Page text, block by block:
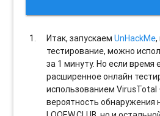
Итак, запускаемUnHackMe,
тестирование, можно
за 1 минуту. Но если
расширенное онлайн
использованием VirusTotal
вероятность обнаружения